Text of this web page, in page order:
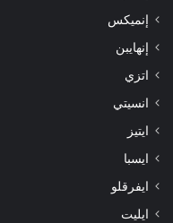
إنميكس
إنهايبن
اتزي
انسيتي
ايتيز
ايسبا
ايفرقلو
ايليت